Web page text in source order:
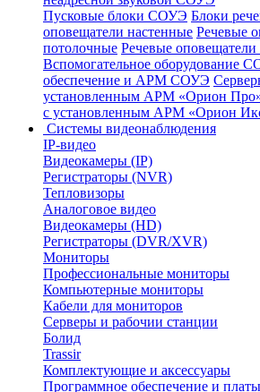
Пусковые блоки СОУЭ Блоки
оповещатели настенные Речевые
потолочные Речевые
Вспомогательное оборудование
обеспечение и АРМ СОУЭ
установленным АРМ «Орион
с установленным АРМ «Орион
Системы видеонаблюдения
IP-видео
Видеокамеры (IP)
Регистраторы (NVR)
Тепловизоры
Аналоговое видео
Видеокамеры (HD)
Регистраторы (DVR/XVR)
Мониторы
Профессиональные мониторы
Компьютерные мониторы
Кабели для мониторов
Серверы и рабочии станции
Болид
Trassir
Комплектующие и аксессуары
Программное обеспечение и платы